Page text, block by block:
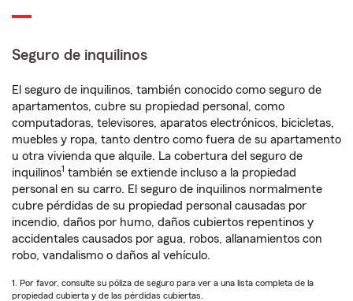
Seguro de inquilinos
El seguro de inquilinos, también conocido como seguro de
apartamentos, cubre su propiedad personal, como
computadoras, televisores, aparatos electrónicos, bicicletas,
muebles y ropa, tanto dentro como fuera de su apartamento
u otra vivienda que alquile. La cobertura del seguro de
inquilinos1 también se extiende incluso a la propiedad
personal en su carro. El seguro de inquilinos normalmente
cubre pérdidas de su propiedad personal causadas por
incendio, daños por humo, daños cubiertos repentinos y
accidentales causados por agua, robos, allanamientos con
robo, vandalismo o daños al vehículo.
1. Por favor, consulte su póliza de seguro para ver a una lista completa de la
propiedad cubierta y de las pérdidas cubiertas.